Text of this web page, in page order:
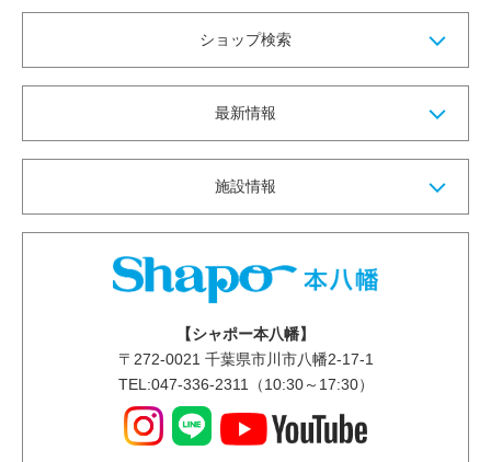
ショップ検索
最新情報
施設情報
【シャポー本八幡】
〒 272-0021 千葉県市川市八幡2-17-1
TEL:047-336-2311（10:30～17:30）